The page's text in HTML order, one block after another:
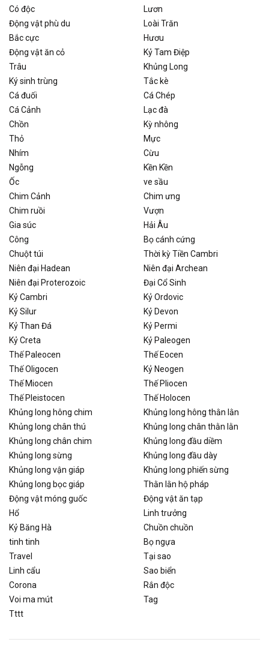
Có độc
Lươn
Động vật phù du
Loài Trăn
Bắc cực
Hươu
Động vật ăn cỏ
Kỷ Tam Điệp
Trâu
Khủng Long
Ký sinh trùng
Tắc kè
Cá đuối
Cá Chép
Cá Cảnh
Lạc đà
Chồn
Kỳ nhông
Thỏ
Mực
Nhím
Cừu
Ngỗng
Kền Kền
Ốc
ve sầu
Chim Cảnh
Chim ưng
Chim ruồi
Vượn
Gia súc
Hải Âu
Công
Bọ cánh cứng
Chuột túi
Thời kỳ Tiền Cambri
Niên đại Hadean
Niên đại Archean
Niên đại Proterozoic
Đại Cổ Sinh
Kỷ Cambri
Kỷ Ordovic
Kỷ Silur
Kỷ Devon
Kỷ Than Đá
Kỷ Permi
Kỷ Creta
Kỷ Paleogen
Thế Paleocen
Thế Eocen
Thế Oligocen
Kỷ Neogen
Thế Miocen
Thế Pliocen
Thế Pleistocen
Thế Holocen
Khủng long hông chim
Khủng long hông thằn lằn
Khủng long chân thú
Khủng long chân thằn lằn
Khủng long chân chim
Khủng long đầu diềm
Khủng long sừng
Khủng long đầu dày
Khủng long vận giáp
Khủng long phiến sừng
Khủng long bọc giáp
Thằn lằn hộ pháp
Động vật móng guốc
Động vật ăn tạp
Hổ
Linh trưởng
Kỷ Băng Hà
Chuồn chuồn
tinh tinh
Bọ ngựa
Travel
Tại sao
Linh cẩu
Sao biển
Corona
Rắn độc
Voi ma mút
Tag
Tttt